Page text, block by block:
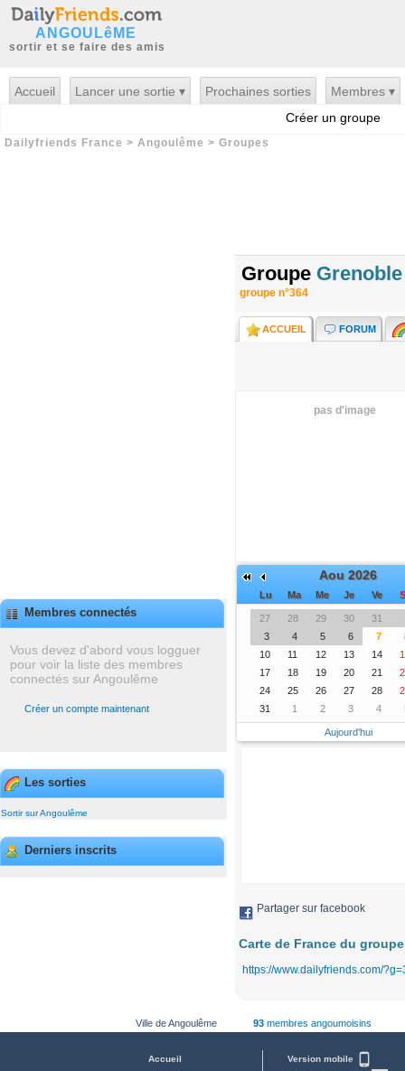
ANGOULêME
sortir et se faire des amis
Accueil Lancer une sortie ▾ Prochaines sorties
Membres ▾
Créer un groupe
Dailyfriends France > Angoulême > Groupes
Membres connectés
Vous devez d'abord vous logguer
pour voir la liste des membres
connectés sur Angoulême
Créer un compte maintenant
Les sorties
Sortir sur Angoulême
Derniers inscrits
Groupe
groupe n°364
ACCUEIL FORUM
pas d'image
Aou 2026
Lu Ma Me Je Ve
27 28 29 30 31
3
4 5 6 7
10
11 12 13 14
17
18 19 20 21
24
25 26 27 28
31
1 2 3 4
Aujourd'hui
Partager sur facebook
Carte de France du groupe
https://www.dailyfriends.com/
Ville de Angoulême 93membres angoumoisins
Accueil
Version mobile